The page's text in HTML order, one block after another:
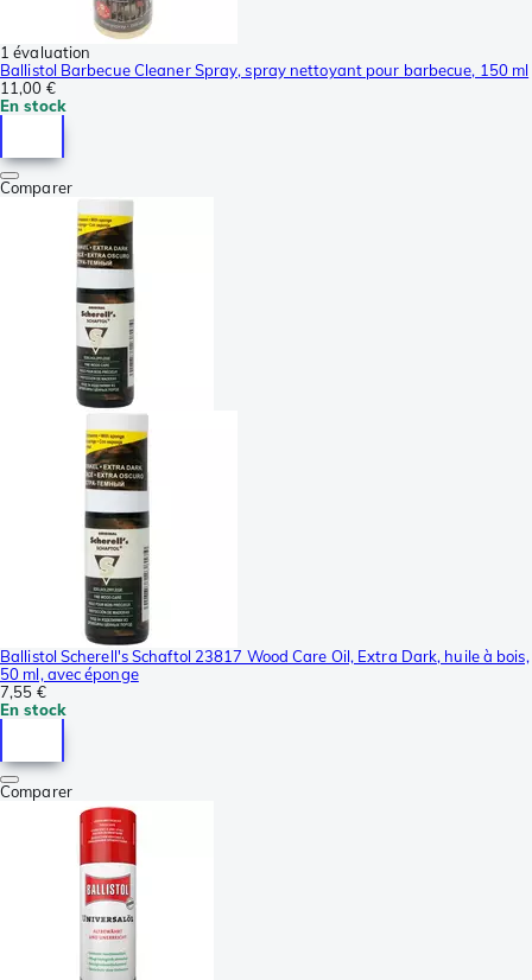
1 évaluation
Ballistol Barbecue Cleaner Spray, spray nettoyant pour barbecue, 150 ml
11,00 €
En stock
Comparer
Ballistol Scherell's Schaftol 23817 Wood Care Oil, Extra Dark, huile à bois,
50 ml, avec éponge
7,55 €
En stock
Comparer